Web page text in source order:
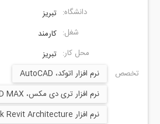
دانشگاه: تبریز
شغل: کارمند
محل کار: تبریز
تخصص ها:
نرم افزار اتوکد، AutoCAD
نرم افزار تری دی مکس، 3D MAX
نرم افزار AutoDesk Revit Architecture